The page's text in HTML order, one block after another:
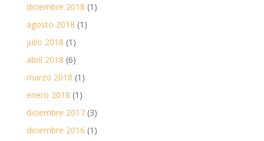
diciembre 2018 (1)
agosto 2018 (1)
julio 2018 (1)
abril 2018 (6)
marzo 2018 (1)
enero 2018 (1)
diciembre 2017(3)
diciembre 2016 (1)